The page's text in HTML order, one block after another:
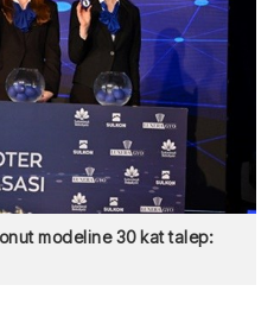
modeline 30 kat talep: